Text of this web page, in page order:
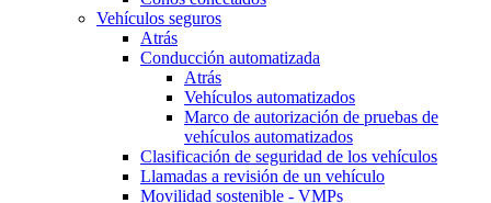
Vehículos seguros
Atrás
Conducción automatizada
Atrás
Vehículos automatizados
Marco de autorización de pruebas de
vehículos automatizados
Clasificación de seguridad de los vehículos
Llamadas a revisión de un vehículo
Movilidad sostenible - VMPs